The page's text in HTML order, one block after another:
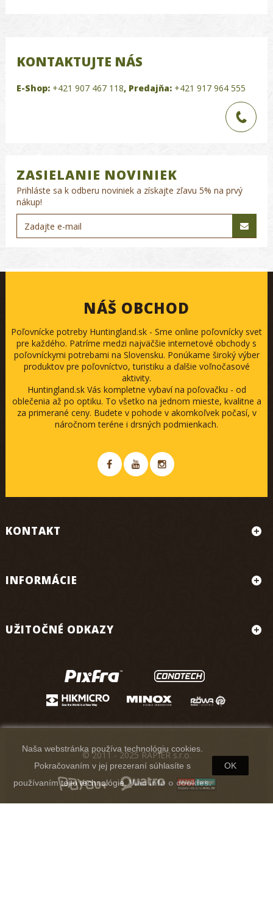
KONTAKTUJTE NÁS
E-Shop: +421 907 467 118, Predajňa: +421 917 964 555
ZASIELANIE NOVINIEK
Prihláste sa k odberu noviniek a získajte zľavu 5% na prvý
nákup!
NÁŠ OBCHOD
Poľovnícke potreby Huntingland.sk - Sme online poľovnícky svet
pre každého. Patríme medzi najväčšie internetové obchody s
poľovníckymi potrebami na Slovensku. Ponúkame široký výber
produktov pre poľovníctvo, turistiku a ďalšie voľnočasové
aktivity.
Huntingland.sk Vás kompletne vybaví na poľovačku - od
oblečenia až po optiku. To všetko na jednom mieste, kvalitne a
za primerané ceny. Budete v pohode v akomkoľvek počasí, v
náročnom teréne i drsných podmienkach.
KONTAKT
INFORMÁCIE
UŽITOČNÉ ODKAZY
Naša webstránka používa technológiu cookies.
Pokračovaním v jej prezeraní súhlasíte s
používaním tejto technológie.Viac info o cookies.
OK
© 2011 - 2025 RAPIER s.r.o.